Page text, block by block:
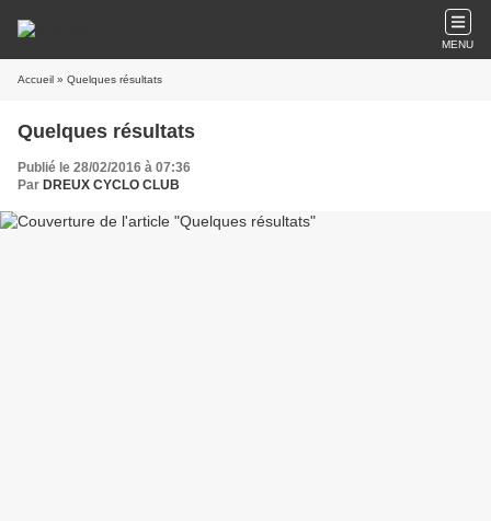
MENU
Accueil » Quelques résultats
Quelques résultats
Publié le 28/02/2016 à 07:36
Par DREUX CYCLO CLUB